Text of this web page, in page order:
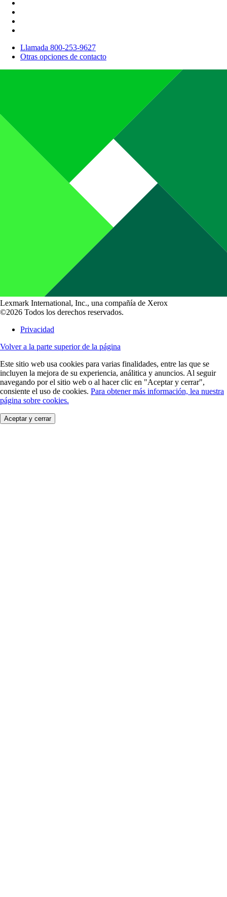
Llamada 800-253-9627
Otras opciones de contacto
Lexmark International, Inc., una compañía de Xerox
©2026 Todos los derechos reservados.
Privacidad
Volver a la parte superior de la página
Este sitio web usa cookies para varias finalidades, entre las que se
incluyen la mejora de su experiencia, análitica y anuncios. Al seguir
navegando por el sitio web o al hacer clic en "Aceptar y cerrar",
consiente el uso de cookies. Para obtener más información, lea nuestra
página sobre cookies.
Aceptar y cerrar